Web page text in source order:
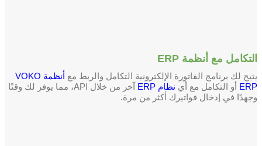
التكامل مع أنظمة ERP
يتيح لك برنامج الفاتورة الإلكترونية التكامل والربط مع
أنظمة VOKO
ERP أو التكامل مع أي نظام ERP
آخر من خلال API، مما يوفر لك وقتًا
وجهدًا في إدخال فواتيرك أكثر من مرة.